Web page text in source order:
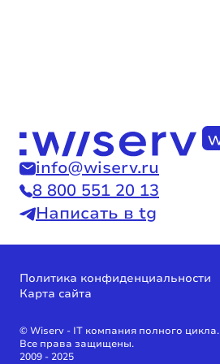
info@wiserv.ru
8 800 551 20 13
Написать в tg
© Wiserv - IT компания полного цикла.
Все права защищены.
2009 - 2025
Политика конфиденциальности
Карта сайта